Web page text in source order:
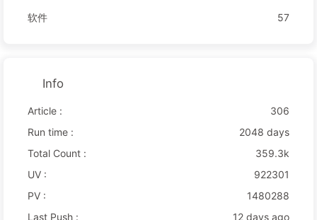
软件
57
Info
Article :
306
Run time :
2048 days
Total Count :
359.3k
UV :
922301
PV :
1480288
Last Push :
12 days ago